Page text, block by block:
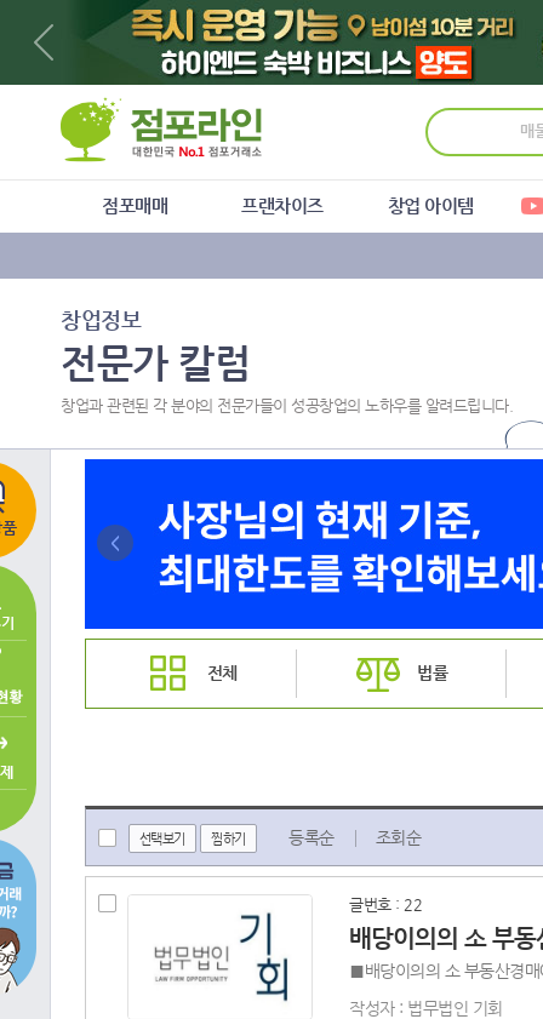
점포매매 프랜차이즈 창업 아이템
창업정보
전문가 칼럼
창업과 관련된 각 분야의 전문가들이 성공창업의 노하우를 알려드립니다.
<
전체 법률
선택보기 찜하기 등록순 조회순
글번호 : 22
배당이의의 소 부
작성자 : 법무법인 기회